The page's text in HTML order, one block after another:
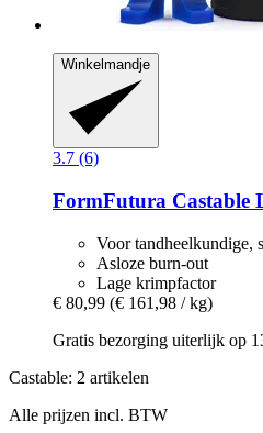
Winkelmandje
3.7 (6)
FormFutura Castable
Voor tandheelkundige,
Asloze burn-out
Lage krimpfactor
€ 80,99 (€ 161,98 / kg)
Gratis bezorging uiterlijk op
Castable: 2 artikelen
Alle prijzen incl. BTW